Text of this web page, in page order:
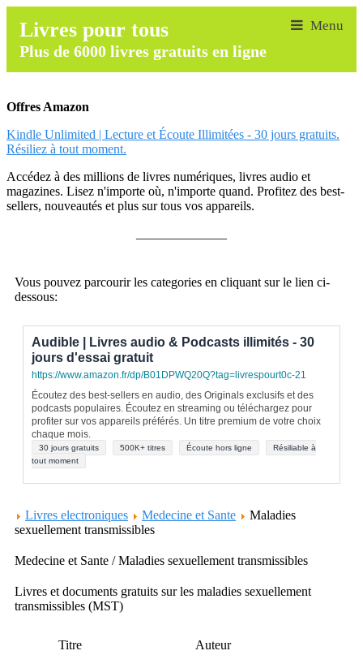
Livres pour tous
Plus de 6000 livres gratuits en ligne
Offres Amazon
Kindle Unlimited | Lecture et Écoute Illimitées - 30 jours gratuits.
Résiliez à tout moment.
Accédez à des millions de livres numériques, livres audio et
magazines. Lisez n'importe où, n'importe quand. Profitez des best-
sellers, nouveautés et plus sur tous vos appareils.
Vous pouvez parcourir les categories en cliquant sur le lien ci-
dessous:
Audible | Livres audio & Podcasts illimités - 30
jours d'essai gratuit
https://www.amazon.fr/dp/B01DPWQ20Q?tag=livrespourt0c-21
Écoutez des best-sellers en audio, des Originals exclusifs et des
podcasts populaires. Écoutez en streaming ou téléchargez pour
profiter sur vos appareils préférés. Un titre premium de votre choix
chaque mois.
30 jours gratuits 500K+ titres Écoute hors ligne
Résiliable à
tout moment
Livres electroniques Medecine et Sante
Maladies
sexuellement transmissibles
Medecine et Sante / Maladies sexuellement transmissibles
Livres et documents gratuits sur les maladies sexuellement
transmissibles (MST)
Titre Auteur